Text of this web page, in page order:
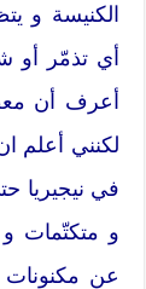
الكنيسة و
أي تذمّر أو
أعرف أن
لكنني أعلم
في نيجيريا
و متكتّمات و
عن مكنونات